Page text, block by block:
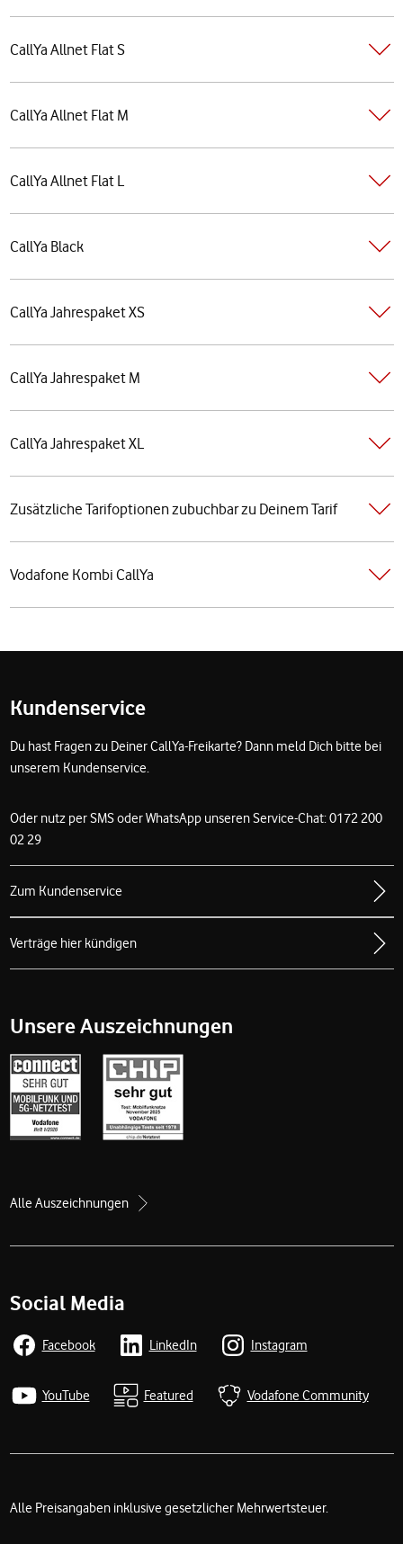
CallYa Allnet Flat S
CallYa Allnet Flat M
CallYa Allnet Flat L
CallYa Black
CallYa Jahrespaket XS
CallYa Jahrespaket M
CallYa Jahrespaket XL
Zusätzliche Tarifoptionen zubuchbar zu Deinem Tarif
Vodafone Kombi CallYa
Kundenservice
Du hast Fragen zu Deiner CallYa-Freikarte? Dann meld Dich bitte bei
unserem Kundenservice.
Oder nutz per SMS oder WhatsApp unseren Service-Chat: 0172 200
02 29
Zum Kundenservice
Verträge hier kündigen
Unsere Auszeichnungen
Alle Auszeichnungen
Social Media
Facebook LinkedIn Instagram
YouTube Featured Vodafone Community
Alle Preisangaben inklusive gesetzlicher Mehrwertsteuer.